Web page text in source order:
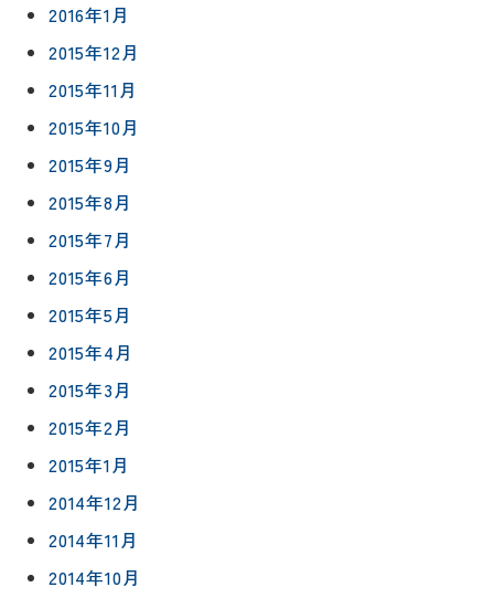
2016年1月
2015年12月
2015年11月
2015年10月
2015年9月
2015年8月
2015年7月
2015年6月
2015年5月
2015年4月
2015年3月
2015年2月
2015年1月
2014年12月
2014年11月
2014年10月